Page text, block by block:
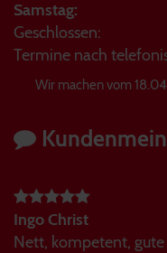
Samstag:
Geschlossen:
Termine nach
Wir machen vom
Ingo Christ
Nett, kompetent,